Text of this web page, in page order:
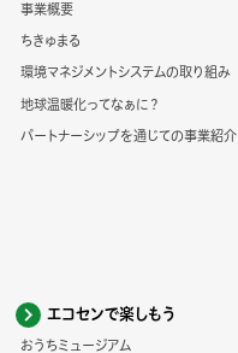
事業概要
ちきゅまる
環境マネジメントシステムの取り組み
地球温暖化ってなぁに？
パートナーシップを通じての事業紹介
エコセンで楽しもう
おうちミュージアム